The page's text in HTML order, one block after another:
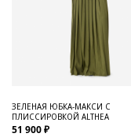
ЗЕЛЕНАЯ ЮБКА-МАКСИ С
ПЛИССИРОВКОЙ ALTHEA
51 900 ₽